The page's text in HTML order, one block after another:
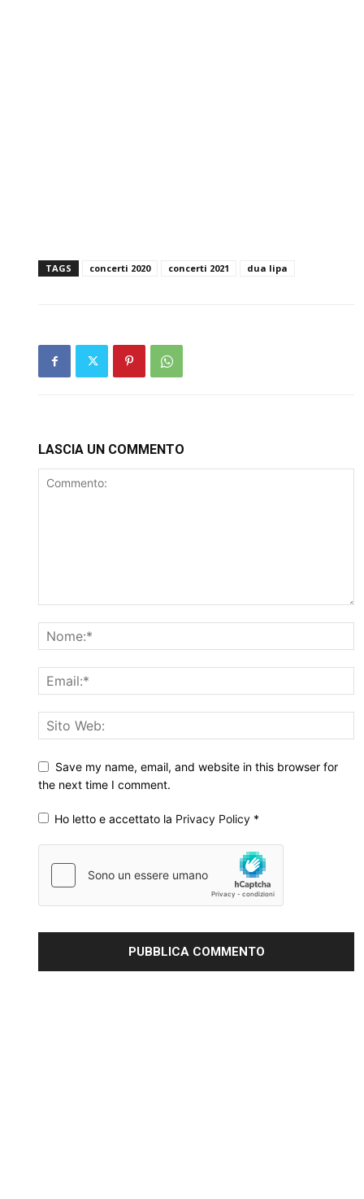
TAGS concerti 2020 concerti 2021 dua lipa
LASCIA UN COMMENTO
Save my name, email, and website in this browser for
the next time I comment.
Ho letto e accettato la Privacy Policy *